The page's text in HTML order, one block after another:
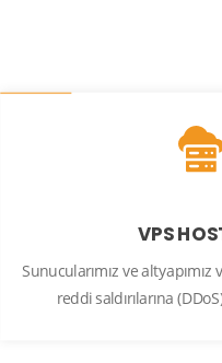
VPS
Sunucularımız ve
reddi saldırılarına